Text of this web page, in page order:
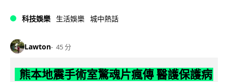
科技娛樂 生活娛樂 城中熱話
Lawton 45 分
熊本地震手術室驚魂片瘋傳 醫護保護病